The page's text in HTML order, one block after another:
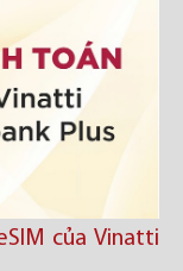
của Vinatti